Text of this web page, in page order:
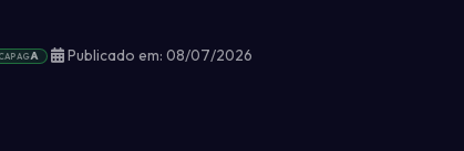
CAPAGA Publicado em: 08/07/2026